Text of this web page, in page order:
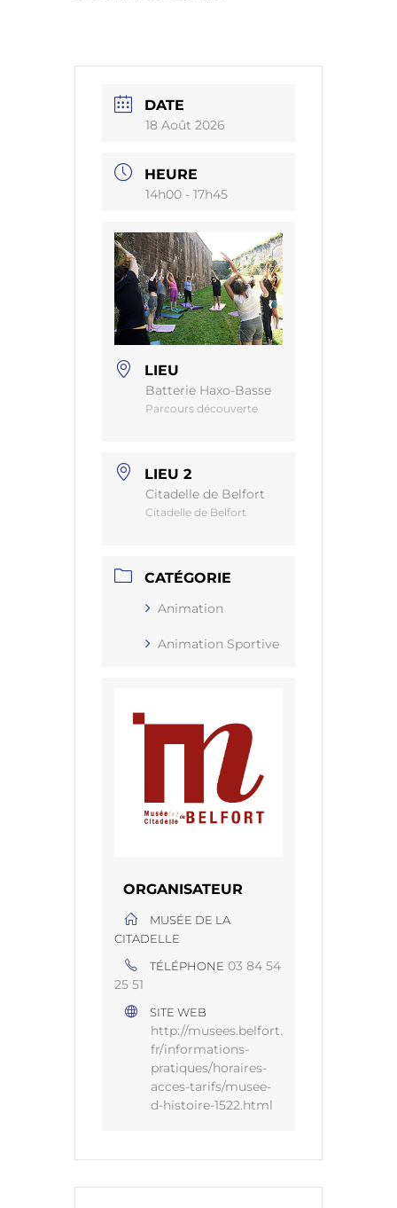
DATE
18 Août 2026
HEURE
14h00 - 17h45
LIEU
Batterie Haxo-Basse
Parcours découverte
LIEU 2
Citadelle de Belfort
Citadelle de Belfort
CATÉGORIE
Animation
Animation Sportive
ORGANISATEUR
MUSÉE DE LA
CITADELLE
TÉLÉPHONE 03 84 54
25 51
SITE WEB
http://musees.belfort.
fr/informations-
pratiques/horaires-
acces-tarifs/musee-
d-histoire-1522.html